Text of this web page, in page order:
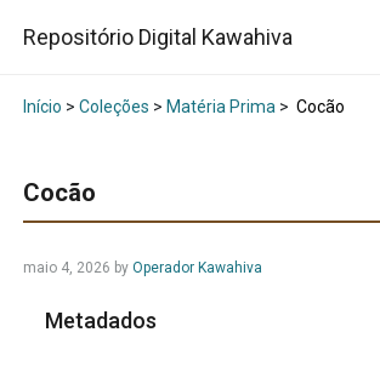
Repositório Digital Kawahiva
Início > Coleções > Matéria Prima> Cocão
Cocão
maio 4, 2026 by Operador Kawahiva
Metadados